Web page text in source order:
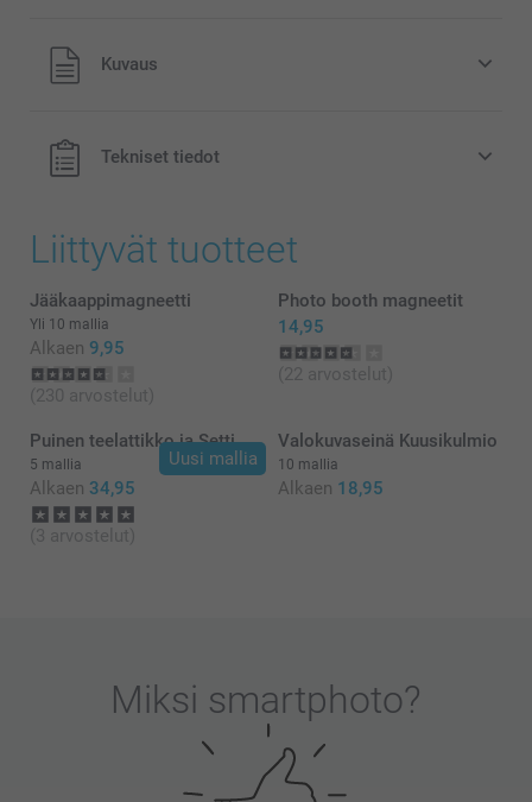
Kaikki hinnat ovat euroina, sisältävät arvonlisäveron ja
eivät sisällä postikuluja.
Kuvaus
Tekniset tiedot
Liittyvät tuotteet
Jääkaappimagneetti
Yli 10 mallia
Alkaen 9,95
(230 arvostelut)
Photo booth magneetit
14,95
(22 arvostelut)
Uusi mallia
Puinen teelattikko ja Setti
5 mallia
Alkaen 34,95
(3 arvostelut)
Valokuvaseinä Kuusikulmio
10 mallia
Alkaen 18,95
Miksi smartphoto?